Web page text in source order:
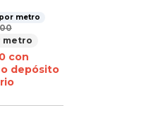
por metro
metro
con
depósito